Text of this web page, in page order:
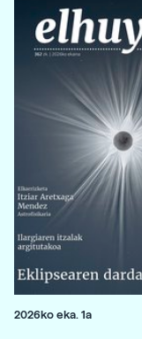
2026ko eka. 1a